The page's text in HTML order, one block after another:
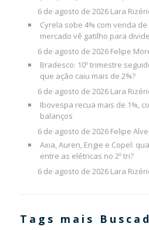
6 de agosto de 2026 Lara
Cyrela sobe 4% com venda
mercado vê gatilho para
6 de agosto de 2026 Felipe
Bradesco: 10º trimestre
que ação caiu mais de 2%?
6 de agosto de 2026 Lara
Ibovespa recua mais de 1%,
balanços
6 de agosto de 2026 Felipe
Axia, Auren, Engie e Copel:
entre as elétricas no 2º tri?
6 de agosto de 2026 Lara
Tags mais